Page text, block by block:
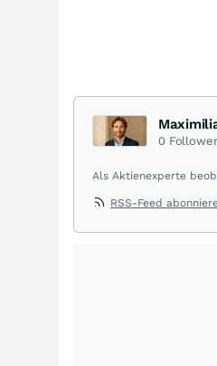
0 Follower
Als Aktienexperte
RSS-Feed